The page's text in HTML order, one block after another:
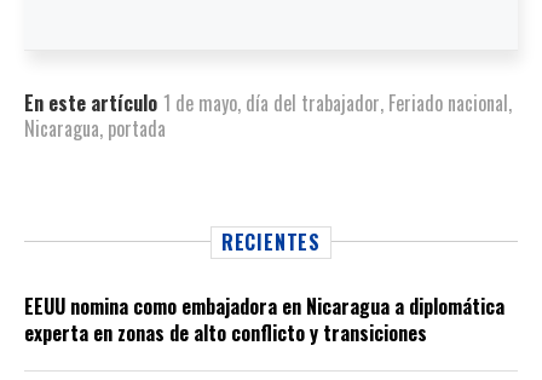
En este artículo 1 de mayo, día del trabajador, Feriado nacional,
Nicaragua, portada
RECIENTES
EEUU nomina como embajadora en Nicaragua a diplomática
experta en zonas de alto conflicto y transiciones